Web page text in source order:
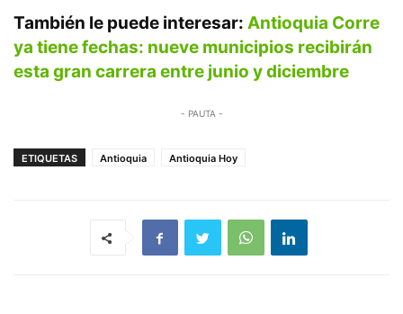
También le puede interesar: Antioquia Corre
ya tiene fechas: nueve municipios recibirán
esta gran carrera entre junio y diciembre
- PAUTA -
ETIQUETAS Antioquia Antioquia Hoy